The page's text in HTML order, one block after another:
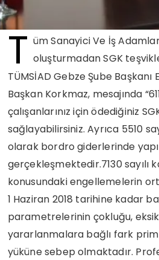
T üm Sanayici Ve İş
oluşturmadan SGK
TÜMSİAD Gebze Şube
Başkan Korkmaz, mesajında
çalışanlarınız için ödediğiniz
sağlayabilirsiniz. Ayrıca 5510
olarak bordro giderlerinde
gerçekleşmektedir.7130 sayılı
konusundaki engellemelerin
1 Haziran 2018 tarihine kadar
parametrelerinin çokluğu,
yararlanmalara bağlı fark
yüküne sebep olmaktadır.